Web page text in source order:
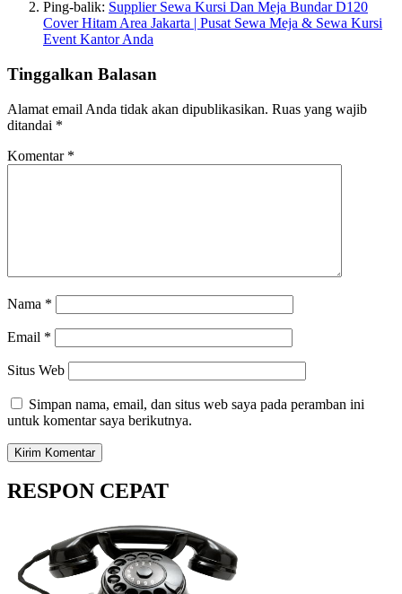
Ping-balik: Supplier Sewa Kursi Dan Meja Bundar D120
Cover Hitam Area Jakarta | Pusat Sewa Meja & Sewa Kursi
Event Kantor Anda
Tinggalkan Balasan
Alamat email Anda tidak akan dipublikasikan. Ruas yang wajib
ditandai *
Komentar *
Nama *
Email *
Situs Web
Simpan nama, email, dan situs web saya pada peramban ini
untuk komentar saya berikutnya.
RESPON CEPAT